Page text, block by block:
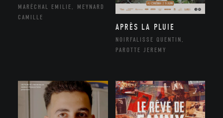
MARÉCHAL EMILIE, MEYNARD
CAMILLE
APRÈS LA PLUIE
NOIRFALISSE QUENTIN,
PAROTTE JEREMY